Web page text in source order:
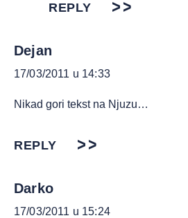
REPLY
Dejan
17/03/2011 u 14:33
Nikad gori tekst na Njuzu…
REPLY
Darko
17/03/2011 u 15:24